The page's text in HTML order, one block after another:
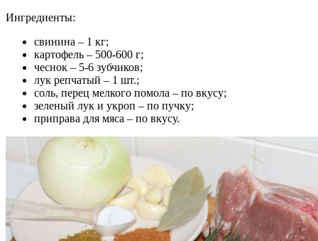
Ингредиенты:
свинина – 1 кг;
картофель – 500-600 г;
чеснок – 5-6 зубчиков;
лук репчатый – 1 шт.;
соль, перец мелкого помола – по вкусу;
зеленый лук и укроп – по пучку;
приправа для мяса – по вкусу.